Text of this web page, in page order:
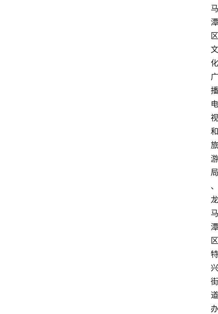
马
潭
区
文
化
广
播
电
视
和
旅
游
局
、
龙
马
潭
区
特
兴
街
道
办